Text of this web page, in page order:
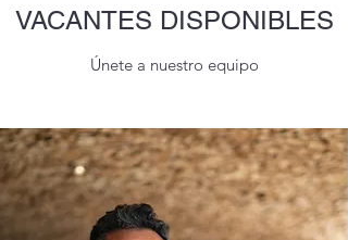
VACANTES DISPONIBLES
Únete a nuestro equipo